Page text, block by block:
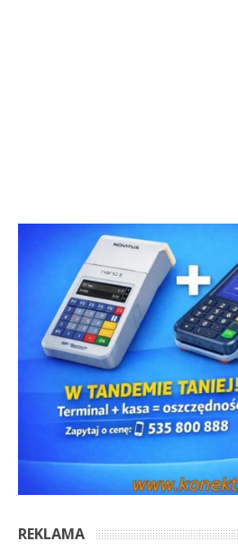
REKLAMA